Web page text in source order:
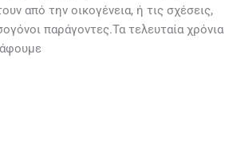
από την οικογένεια, ή τις σχέσεις,
παράγοντες.Τα τελευταία χρόνια